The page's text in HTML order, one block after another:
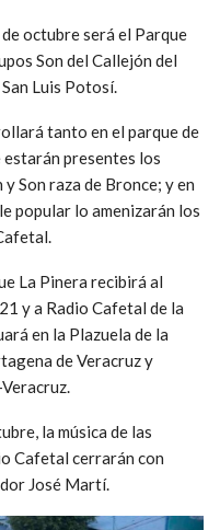
octubre será el Parque
Son del Callejón del
Luis Potosí.
tanto en el parque de
estarán presentes los
Son raza de Bronce; y en
popular lo amenizarán los
La Pinera recibirá al
y a Radio Cafetal de la
en la Plazuela de la
de Veracruz y
la música de las
Cafetal cerrarán con
José Martí.